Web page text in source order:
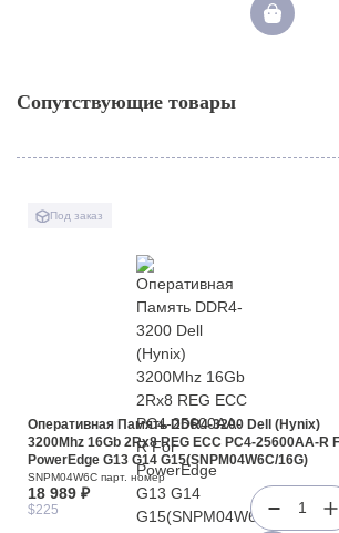
Сопутствующие товары
Под заказ
Оперативная Память DDR4-3200 Dell (Hynix)
3200Mhz 16Gb 2Rx8 REG ECC PC4-25600AA-R
PowerEdge G13 G14 G15(SNPM04W6C/16G)
SNPM04W6C парт. номер
18 989 ₽
$225 1